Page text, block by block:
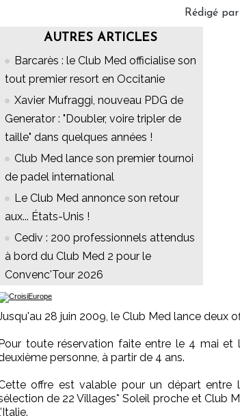
Rédigé
AUTRES ARTICLES
Barcarès : le Club Med officialise son
tout premier resort en Occitanie
Xavier Mufraggi, nouveau PDG de
Generator : "Doubler, voire tripler de
taille" dans quelques années !
Club Med lance son premier tournoi
de padel international
Le Club Med annonce son retour
aux... États-Unis !
Cediv : 200 professionnels attendus
à bord du Club Med 2 pour le
Convenc'Tour 2026
28 juin 2009, le Club Med lance deux
toute réservation faite entre le 4 mai
personne, à partir de 4 ans.
offre est valable pour un départ
de 22 Villages* Soleil proche et Club